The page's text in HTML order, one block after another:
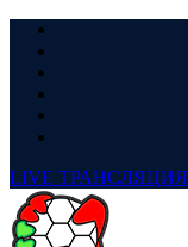
LIVE ТРАНСЛЯЦИЯ